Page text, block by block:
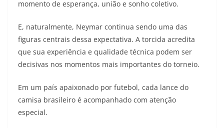
momento de esperança, união e sonho coletivo.
E, naturalmente, Neymar continua sendo uma das
figuras centrais dessa expectativa. A torcida acredita
que sua experiência e qualidade técnica podem ser
decisivas nos momentos mais importantes do torneio.
Em um país apaixonado por futebol, cada lance do
camisa brasileiro é acompanhado com atenção
especial.